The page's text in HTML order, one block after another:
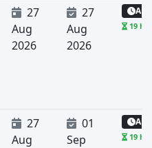
27
Aug
2026
27
Aug
2026
19
27
Aug
01
Sep
19